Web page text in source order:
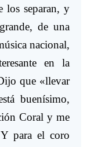
los separan, y
de una
nacional,
en la
que «llevar
buenísimo,
Coral y me
para el coro